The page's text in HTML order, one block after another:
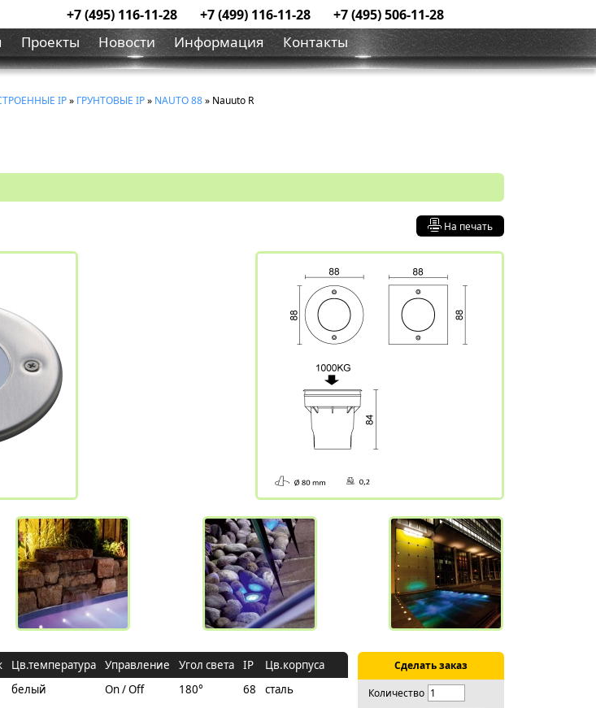
+7 (495) 116-11-28 +7 (499) 116-11-28 +7 (495) 506-11-28
Проекты Новости Информация Контакты
IP» ГРУНТОВЫЕ IP» NAUTO 88» Nauuto R
На печать
Цв.температура Управление Угол света IP
Цв.корпуса
белый On / Off 180° 68 сталь
Сделать заказ
Количество